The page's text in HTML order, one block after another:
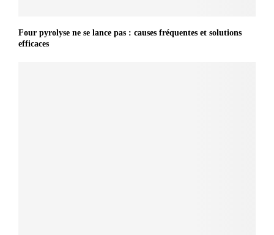
Four pyrolyse ne se lance pas : causes fréquentes et solutions
efficaces